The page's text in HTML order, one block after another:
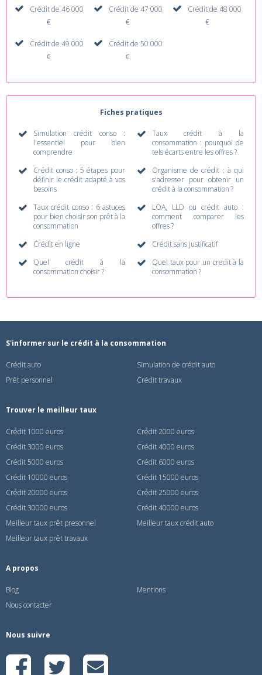
Crédit de 46 000
€
Crédit de 47 000
€
Crédit de 48 000
€
Crédit de 49 000
€
Crédit de 50 000
€
Fiches pratiques
Simulation crédit conso :
l'essentiel pour bien
comprendre
Taux crédit à la
consommation : pourquoi de
tels écarts entre les offres ?
Crédit conso : 5 étapes pour
définir le crédit adapté à vos
besoins
Organisme de crédit : à qui
s'adresser pour obtenir un
crédit à la consommation ?
Taux crédit conso : 6 astuces
pour bien choisir son prêt à la
consommation
LOA, LLD ou crédit auto :
comment comparer les
offres ?
Crédit en ligne
Crédit sans justificatif
Quel crédit à la
consommation choisir ?
Quel taux pour un credit à la
consommation ?
S'informer sur le crédit à la consommation
Crédit auto
Simulation de crédit auto
Prêt personnel
Crédit travaux
Trouver le meilleur taux
Crédit 1000 euros
Crédit 2000 euros
Crédit 3000 euros
Crédit 4000 euros
Crédit 5000 euros
Crédit 6000 euros
Crédit 10000 euros
Crédit 15000 euros
Crédit 20000 euros
Crédit 25000 euros
Crédit 30000 euros
Crédit 40000 euros
Meilleur taux prêt presonnel
Meilleur taux crédit auto
Meilleur taux prêt travaux
A propos
Blog
Mentions
Nous contacter
Nous suivre